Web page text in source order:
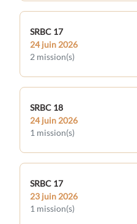
2026
SRBC 17
24 juin 2026
2 mission(s)
SRBC 18
24 juin 2026
1 mission(s)
SRBC 17
23 juin 2026
1 mission(s)